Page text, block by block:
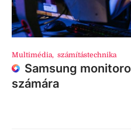
Multimédia, számítástechnika
Samsung
számára